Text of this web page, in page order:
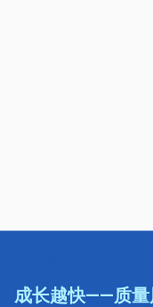
成长越快——质量